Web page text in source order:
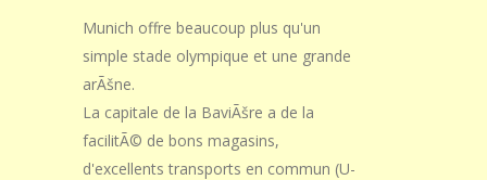
Munich offre beaucoup plus qu'un
simple stade olympique et une grande
arÃšne.
La capitale de la BaviÃšre a de la
facilitÃ© de bons magasins,
d'excellents transports en commun (U-